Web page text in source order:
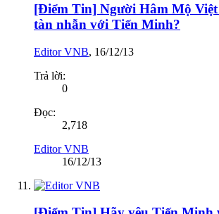
[Điểm Tin] Người Hâm Mộ Việt
tàn nhẫn với Tiến Minh?
Editor VNB, 16/12/13
Trả lời:
0
Đọc:
2,718
Editor VNB
16/12/13